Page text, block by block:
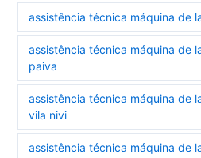
assistência técnica máquina de
assistência técnica máquina de
paiva
assistência técnica máquina de
vila nivi
assistência técnica máquina de